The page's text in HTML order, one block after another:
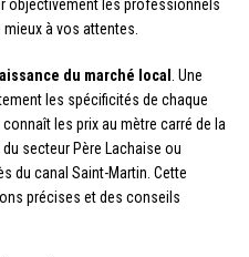
objectivement les professionnels
à vos attentes.
du marché local
. Une
les spécificités de chaque
les prix au mètre carré de la
secteur Père Lachaise ou
du canal Saint-Martin. Cette
précises et des conseils